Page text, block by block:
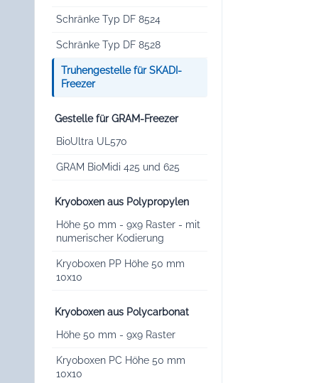
Schränke Typ DF 8524
Schränke Typ DF 8528
Truhengestelle für SKADI-
Freezer
Gestelle für GRAM-Freezer
BioUltra UL570
GRAM BioMidi 425 und 625
Kryoboxen aus Polypropylen
Höhe 50 mm - 9x9 Raster - mit
numerischer Kodierung
Kryoboxen PP Höhe 50 mm
10x10
Kryoboxen aus Polycarbonat
Höhe 50 mm - 9x9 Raster
Kryoboxen PC Höhe 50 mm
10x10